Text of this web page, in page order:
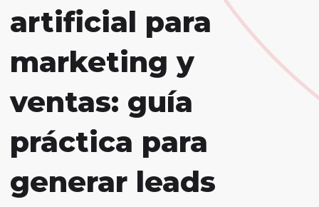
artificial para
marketing y
ventas: guía
práctica para
generar leads